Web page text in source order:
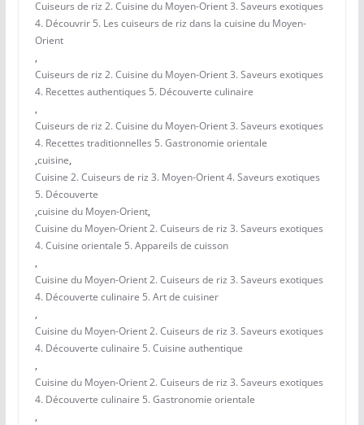
Cuiseurs de riz 2. Cuisine du Moyen-Orient 3. Saveurs exotiques
4. Découvrir 5. Les cuiseurs de riz dans la cuisine du Moyen-
Orient
,
Cuiseurs de riz 2. Cuisine du Moyen-Orient 3. Saveurs exotiques
4. Recettes authentiques 5. Découverte culinaire
,
Cuiseurs de riz 2. Cuisine du Moyen-Orient 3. Saveurs exotiques
4. Recettes traditionnelles 5. Gastronomie orientale
,cuisine,
Cuisine 2. Cuiseurs de riz 3. Moyen-Orient 4. Saveurs exotiques
5. Découverte
,cuisine du Moyen-Orient,
Cuisine du Moyen-Orient 2. Cuiseurs de riz 3. Saveurs exotiques
4. Cuisine orientale 5. Appareils de cuisson
,
Cuisine du Moyen-Orient 2. Cuiseurs de riz 3. Saveurs exotiques
4. Découverte culinaire 5. Art de cuisiner
,
Cuisine du Moyen-Orient 2. Cuiseurs de riz 3. Saveurs exotiques
4. Découverte culinaire 5. Cuisine authentique
,
Cuisine du Moyen-Orient 2. Cuiseurs de riz 3. Saveurs exotiques
4. Découverte culinaire 5. Gastronomie orientale
,